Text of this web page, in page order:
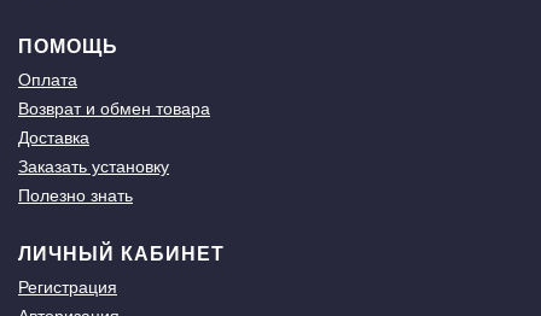
ПОМОЩЬ
Оплата
Возврат и обмен товара
Доставка
Заказать установку
Полезно знать
ЛИЧНЫЙ КАБИНЕТ
Регистрация